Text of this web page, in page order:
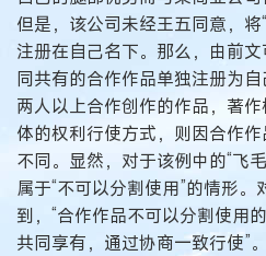
但是，该公司未经王五同意，
注册在自己名下。那么，由前
同共有的合作作品单独注册为自
两人以上合作创作的作品，著
体的权利行使方式，则因合作
不同。显然，对于该例中的“飞
属于“不可以分割使用”的情形
到，“合作作品不可以分割使用
共同享有，通过协商一致行使”